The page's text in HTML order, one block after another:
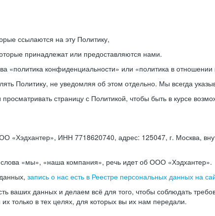
ссылаются на эту Политику,
принадлежат или предоставляются нами.
«политика конфиденциальности» или «политика в
Политику, не уведомляя об этом отдельно. Мы всегда
страницу с Политикой, чтобы быть в курсе
ИНН 7718620740, адрес: 125047, г. Москва,
слова «мы», «наша компания», речь идет об ООО «Хэдхантер».
запись о нас есть в Реестре персональных данных на
ваших данных и делаем всё для того, чтобы соблюдать
только в тех целях, для которых вы их нам передали.